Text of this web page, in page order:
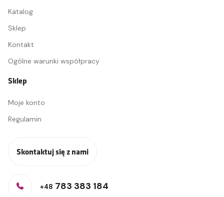
Katalog
Sklep
Kontakt
Ogólne warunki współpracy
Sklep
Moje konto
Regulamin
Skontaktuj się z nami
+48 783 383 184